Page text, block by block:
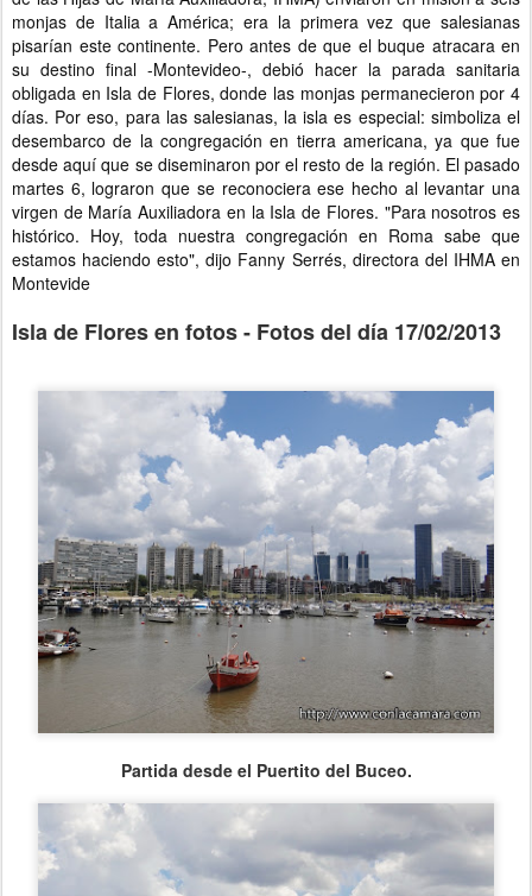
monjas de Italia a América; era la primera vez que salesianas
pisarían este continente. Pero antes de que el buque atracara en
su destino final -Montevideo-, debió hacer la parada sanitaria
obligada en Isla de Flores, donde las monjas permanecieron por 4
días. Por eso, para las salesianas, la isla es especial: simboliza el
desembarco de la congregación en tierra americana, ya que fue
desde aquí que se diseminaron por el resto de la región. El pasado
martes 6, lograron que se reconociera ese hecho al levantar una
virgen de María Auxiliadora en la Isla de Flores. "Para nosotros es
histórico. Hoy, toda nuestra congregación en Roma sabe que
estamos haciendo esto", dijo Fanny Serrés, directora del IHMA en
Montevide
Isla de Flores en fotos - Fotos del día 17/02/2013
Partida desde el Puertito del Buceo.